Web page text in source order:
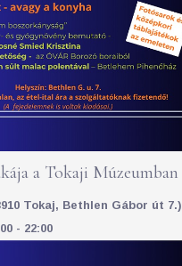
a Tokaji Múzeumban
Tokaj, Bethlen Gábor út 7.)
- 22:00